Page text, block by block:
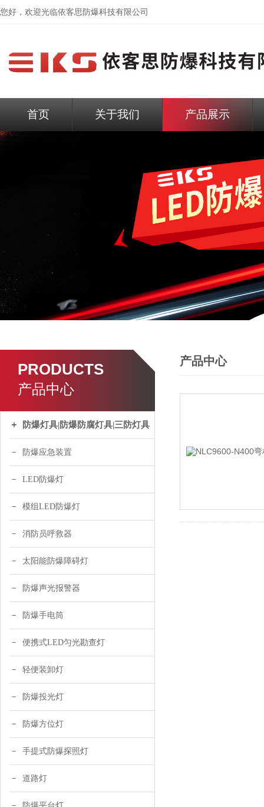
您好，欢迎光临依客思防爆科技有限公司
首页 关于我们 产品展示
PRODUCTS
产品中心
防爆灯具|防爆防腐灯具|三防灯具
防爆应急装置
LED防爆灯
模组LED防爆灯
消防员呼救器
太阳能防爆障碍灯
防爆声光报警器
防爆手电筒
便携式LED匀光勘查灯
轻便装卸灯
防爆投光灯
防爆方位灯
手提式防爆探照灯
道路灯
产品中心